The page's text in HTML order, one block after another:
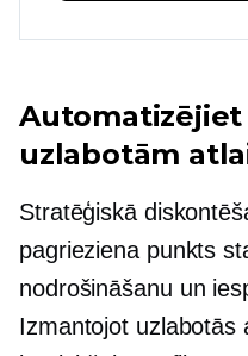
Automatizējiet
uzlabotām
Stratēģiskā
pagrieziena punkts
nodrošināšanu un
Izmantojot uzlabotās